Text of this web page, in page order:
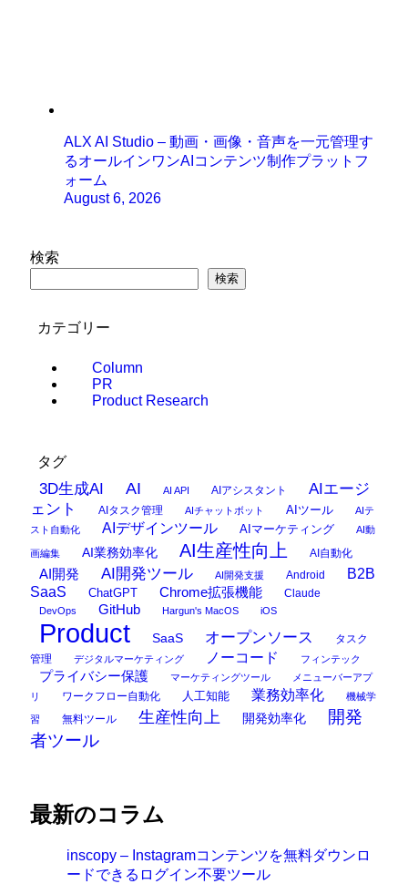
ALX AI Studio – 動画・画像・音声を一元管理す
るオールインワンAIコンテンツ制作プラットフ
ォーム
August 6, 2026
検索
検索
カテゴリー
Column
PR
Product Research
タグ
3D生成AI AI AI API AIアシスタント
AIエージ
ェント
AIタスク管理 AIチャットボット AIツール
AIテ
スト自動化
AIデザインツール AIマーケティング AI動
画編集 AI業務効率化 AI生産性向上 AI自動化
AI開発 AI開発ツール AI開発支援 Android
B2B
SaaS
ChatGPT Chrome拡張機能 Claude
DevOps GitHub Hargun's MacOS iOS
Product SaaS オープンソース
タスク
管理
デジタルマーケティング ノーコード フィンテック
プライバシー保護 マーケティングツール
メニューバーアプ
リ
ワークフロー自動化 人工知能 業務効率化 機械学
習 無料ツール 生産性向上 開発効率化
開発
者ツール
最新のコラム
inscopy – Instagramコンテンツを無料ダウンロ
ードできるログイン不要ツール